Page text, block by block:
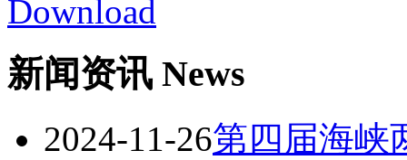
Download
新闻资讯 News
2024-11-26第四届海峡